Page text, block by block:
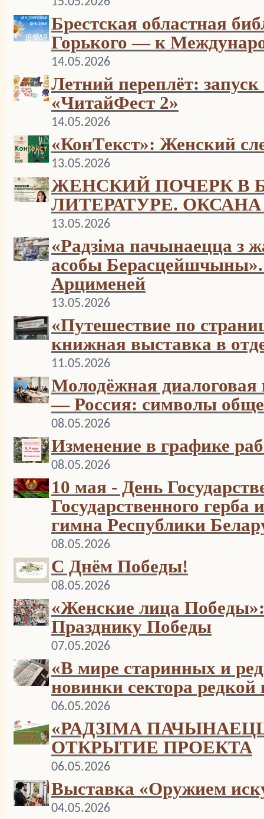
Брестская областная
Горького — к
14.05.2026
Летний переплёт:
«ЧитайФест 2»
14.05.2026
«КонТекст»: Женский
13.05.2026
ЖЕНСКИЙ ПОЧЕРК В
ЛИТЕРАТУРЕ.
13.05.2026
«Радзіма пачынаецца з
асобы Берасцейшчыны».
Арцименей
13.05.2026
«Путешествие по
книжная выставка в
11.05.2026
Молодёжная
— Россия: символы
08.05.2026
Изменение в графике
08.05.2026
10 мая - День
Государственного герба
гимна Республики
08.05.2026
С Днём Победы!
08.05.2026
«Женские лица
Празднику Победы
07.05.2026
«В мире старинных и
новинки сектора редкой
06.05.2026
«РАДЗІМА
ОТКРЫТИЕ ПРОЕКТА
06.05.2026
Выставка «Оружием
04.05.2026